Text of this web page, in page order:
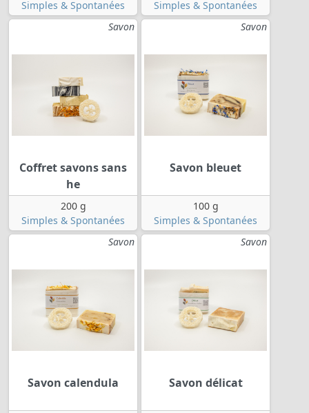
Simples & Spontanées
Simples & Spontanées
Savon
Coffret savons sans
he
200 g
Simples & Spontanées
Savon
Savon bleuet
100 g
Simples & Spontanées
Savon
Savon calendula
Savon
Savon délicat